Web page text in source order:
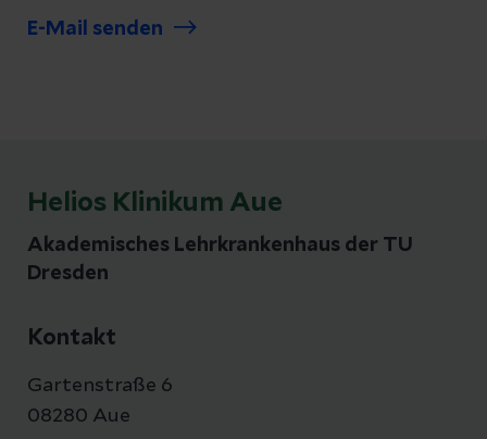
E-Mail senden
Helios Klinikum Aue
Akademisches Lehrkrankenhaus der TU
Dresden
Kontakt
Gartenstraße 6
08280 Aue